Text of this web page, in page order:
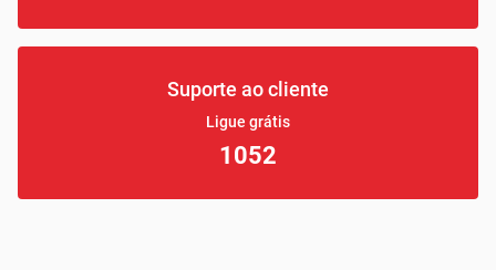
Suporte ao cliente
Ligue grátis
1052